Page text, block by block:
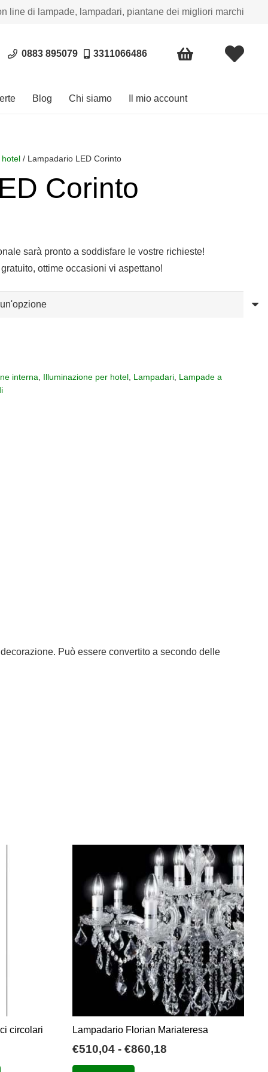
line di lampade, lampadari, piantane dei migliori marchi
0883 895079 3311066486
Blog Chi siamo Il mio account
hotel / Lampadario LED Corinto
Corinto
sarà pronto a soddisfare le vostre richieste!
ottime occasioni vi aspettano!
interna Illuminazione per hotel, Lampadari, Lampade a
Può essere convertito a secondo delle
circolari Lampadario Florian Mariateresa
€510,04 - €860,18Fascia